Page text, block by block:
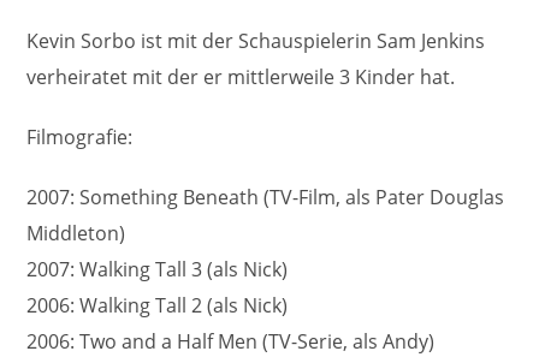
Kevin Sorbo ist mit der Schauspielerin Sam Jenkins
verheiratet mit der er mittlerweile 3 Kinder hat.
Filmografie:
2007: Something Beneath (TV-Film, als Pater Douglas
Middleton)
2007: Walking Tall 3 (als Nick)
2006: Walking Tall 2 (als Nick)
2006: Two and a Half Men (TV-Serie, als Andy)